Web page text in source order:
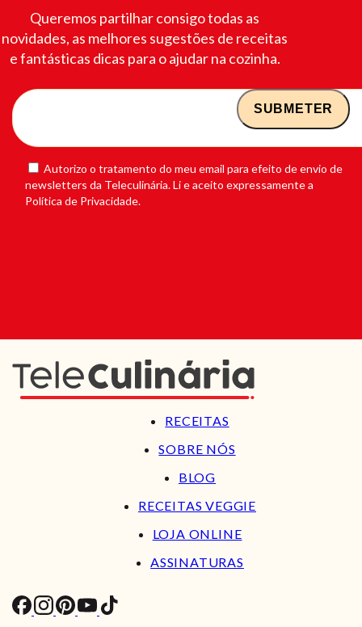
Queremos partilhar consigo todas as
novidades, as melhores sugestões de receitas
e fantásticas dicas para o ajudar na cozinha.
Autorizo o tratamento do meu email para efeito de envio de
newsletters da Teleculinária. Li e aceito expressamente a
Política de Privacidade.
RECEITAS
SOBRE NÓS
BLOG
RECEITAS VEGGIE
LOJA ONLINE
ASSINATURAS